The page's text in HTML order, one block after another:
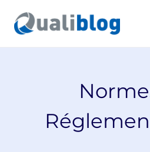
contenu